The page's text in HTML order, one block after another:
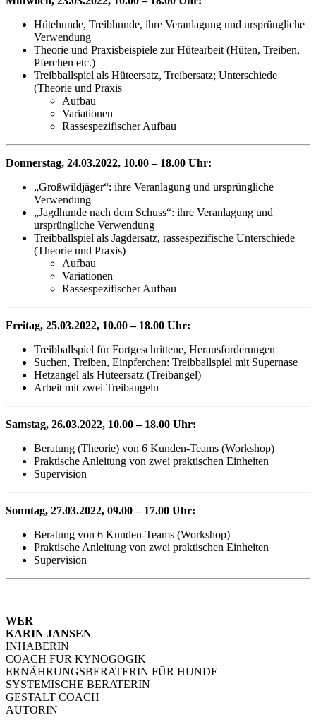
Hütehunde, Treibhunde, ihre Veranlagung und ursprüngliche
Verwendung
Theorie und Praxisbeispiele zur Hütearbeit (Hüten, Treiben,
Pferchen etc.)
Treibballspiel als Hüteersatz, Treibersatz; Unterschiede
(Theorie und Praxis
Aufbau
Variationen
Rassespezifischer Aufbau
Donnerstag, 24.03.2022, 10.00 – 18.00 Uhr:
„Großwildjäger“: ihre Veranlagung und ursprüngliche
Verwendung
„Jagdhunde nach dem Schuss“: ihre Veranlagung und
ursprüngliche Verwendung
Treibballspiel als Jagdersatz, rassespezifische Unterschiede
(Theorie und Praxis)
Aufbau
Variationen
Rassespezifischer Aufbau
Freitag, 25.03.2022, 10.00 – 18.00 Uhr:
Treibballspiel für Fortgeschrittene, Herausforderungen
Suchen, Treiben, Einpferchen: Treibballspiel mit Supernase
Hetzangel als Hüteersatz (Treibangel)
Arbeit mit zwei Treibangeln
Samstag, 26.03.2022, 10.00 – 18.00 Uhr:
Beratung (Theorie) von 6 Kunden-Teams (Workshop)
Praktische Anleitung von zwei praktischen Einheiten
Supervision
Sonntag, 27.03.2022, 09.00 – 17.00 Uhr:
Beratung von 6 Kunden-Teams (Workshop)
Praktische Anleitung von zwei praktischen Einheiten
Supervision
WER
KARIN JANSEN
INHABERIN
COACH FÜR KYNOGOGIK
ERNÄHRUNGSBERATERIN FÜR HUNDE
SYSTEMISCHE BERATERIN
GESTALT COACH
AUTORIN